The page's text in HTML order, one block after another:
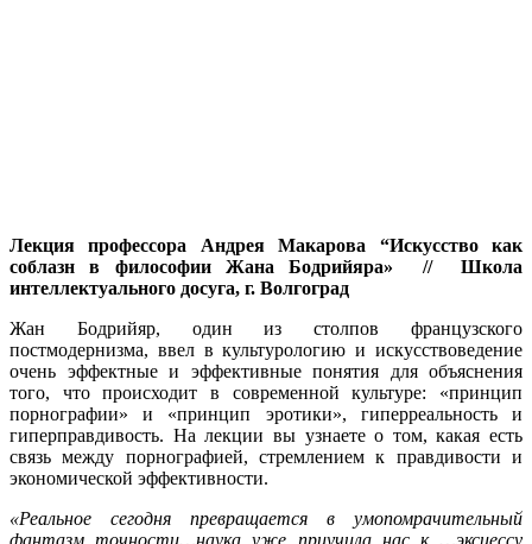
Лекция профессора Андрея Макарова “Искусство как
соблазн в философии Жана Бодрийяра» // Школа
интеллектуального досуга, г. Волгоград
Жан Бодрийяр, один из столпов французского
постмодернизма, ввел в культурологию и искусствоведение
очень эффектные и эффективные понятия для объяснения
того, что происходит в современной культуре: «принцип
порнографии» и «принцип эротики», гиперреальность и
гиперправдивость. На лекции вы узнаете о том, какая есть
связь между порнографией, стремлением к правдивости и
экономической эффективности.
«Реальное сегодня превращается в умопомрачительный
фантазм точности…наука уже приучила нас к …эксцессу